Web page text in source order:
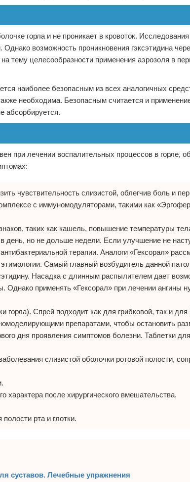
горла и не проникает в кровоток.
возможность проникновения гэксэтидина
тему целесообразности применения аэрозоля в
наиболее безопасным из всех аналогичных
необходима. Безопасным считается и
абсорбируется.
при лечении воспалительных процессов в горле,
чувствительность слизистой, облегчив боль и
с иммуномодуляторами, такими как
таких как кашель, повышение температуры
день, но не дольше недели. Если улучшение не
терапии. Аналоги «Гексорал»
Самый главный возбудитель данной
Насадка с длинным распылителем дает
Однако применять «Гексорал» при лечении ангины
горла). Спрей подходит как для грибковой, так и
препаратами, чтобы остановить
дня проявления симптомов болезни. Таблетки
слизистой оболочки ротовой полости,
характера после хирургического вмешательства.
рта и глотки.
суставов. Лечебные упражнения